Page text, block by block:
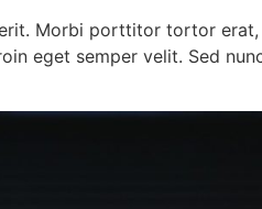
Morbi porttitor tortor
eget semper velit. Sed